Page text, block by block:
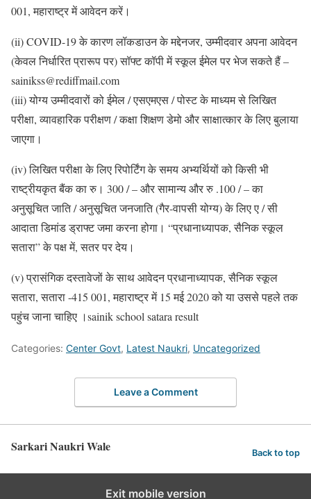
001, महाराष्ट्र में आवेदन करें।
(ii) COVID-19 के कारण लॉकडाउन के मद्देनजर, उम्मीदवार अपना आवेदन
(केवल निर्धारित प्रारूप पर) सॉफ्ट कॉपी में स्कूल ईमेल पर भेज सकते हैं –
sainikss@rediffmail.com
(iii) योग्य उम्मीदवारों को ईमेल / एसएमएस / पोस्ट के माध्यम से लिखित
परीक्षा, व्यावहारिक परीक्षण / कक्षा शिक्षण डेमो और साक्षात्कार के लिए बुलाया
जाएगा।
(iv) लिखित परीक्षा के लिए रिपोर्टिंग के समय अभ्यर्थियों को किसी भी
राष्ट्रीयकृत बैंक का रु। 300 / – और सामान्य और रु .100 / – का
अनुसूचित जाति / अनुसूचित जनजाति (गैर-वापसी योग्य) के लिए ए / सी
आदाता डिमांड ड्राफ्ट जमा करना होगा। “प्रधानाध्यापक, सैनिक स्कूल
सतारा” के पक्ष में, सतर पर देय।
(v) प्रासंगिक दस्तावेजों के साथ आवेदन प्रधानाध्यापक, सैनिक स्कूल
सतारा, सतारा -415 001, महाराष्ट्र में 15 मई 2020 को या उससे पहले तक
पहुंच जाना चाहिए ।sainik school satara result
Categories: Center Govt, Latest Naukri, Uncategorized
Leave a Comment
Sarkari Naukri Wale Back to top
Exit mobile version